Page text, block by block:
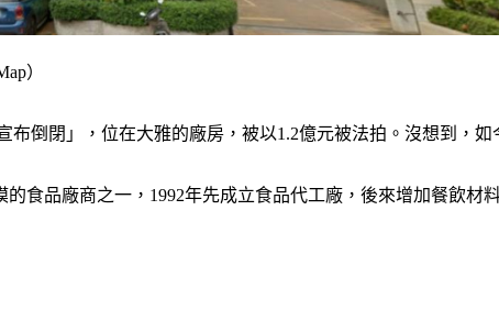
）
布倒閉」，位在大雅的廠房，被以1.2億元被法拍。沒想到，
食品廠商之一，1992年先成立食品代工廠，後來增加餐飲